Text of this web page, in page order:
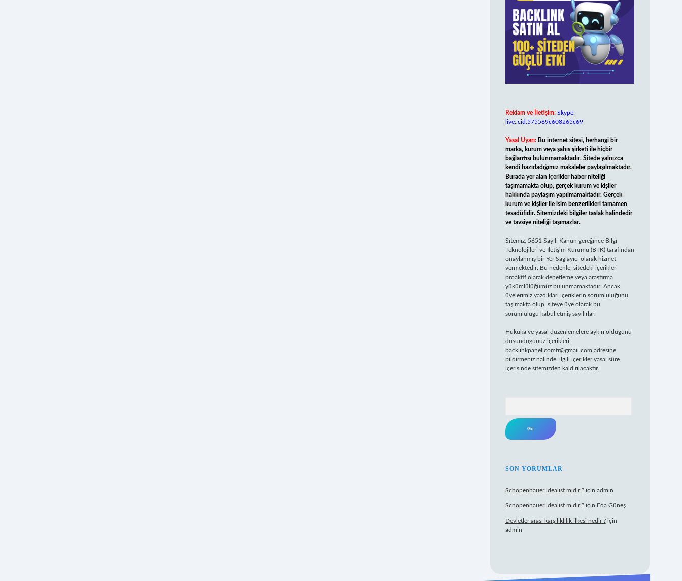
Reklam ve İletişim: Skype:
live:.cid.575569c608265c69
Yasal Uyarı: Bu internet sitesi, herhangi bir
marka, kurum veya şahıs şirketi ile hiçbir
bağlantısı bulunmamaktadır. Sitede yalnızca
kendi hazırladığımız makaleler paylaşılmaktadır.
Burada yer alan içerikler haber niteliği
taşımamakta olup, gerçek kurum ve kişiler
hakkında paylaşım yapılmamaktadır. Gerçek
kurum ve kişiler ile isim benzerlikleri tamamen
tesadüfidir. Sitemizdeki bilgiler taslak halindedir
ve tavsiye niteliği taşımazlar.
Sitemiz, 5651 Sayılı Kanun gereğince Bilgi
Teknolojileri ve İletişim Kurumu (BTK) tarafından
onaylanmış bir Yer Sağlayıcı olarak hizmet
vermektedir. Bu nedenle, sitedeki içerikleri
proaktif olarak denetleme veya araştırma
yükümlülüğümüz bulunmamaktadır. Ancak,
üyelerimiz yazdıkları içeriklerin sorumluluğunu
taşımakta olup, siteye üye olarak bu
sorumluluğu kabul etmiş sayılırlar.
Hukuka ve yasal düzenlemelere aykırı olduğunu
düşündüğünüz içerikleri,
backlinkpanelicomtr@gmail.com adresine
bildirmeniz halinde, ilgili içerikler yasal süre
içerisinde sitemizden kaldırılacaktır.
SON YORUMLAR
Schopenhauer idealist midir ?için admin
Schopenhauer idealist midir ?için Eda Güneş
Devletler arası karşılıklılık ilkesi nedir ?için
admin